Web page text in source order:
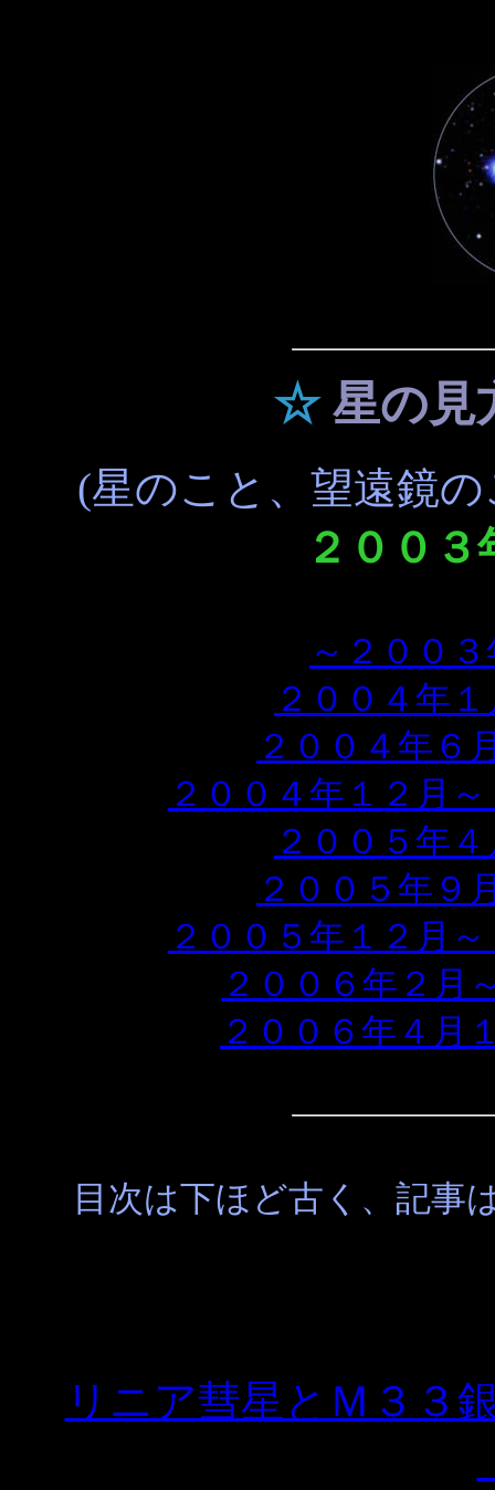
☆ 星の
(星のこと、望遠鏡
２００
～２００
２００４年
２００４年６
２００４年１２月
２００５年
２００５年９
２００５年１２月
２００６年２月
２００６年４月
目次は下ほど古く、記事
リニア彗星とＭ３３